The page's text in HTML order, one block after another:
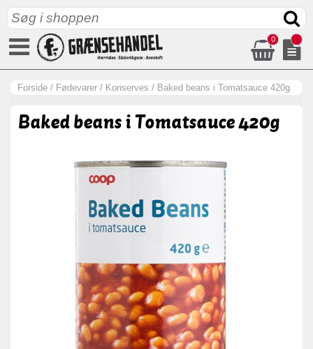
0
Forside / Fødevarer / Konserves / Baked beans i Tomatsauce 420g
Baked beans i Tomatsauce 420g